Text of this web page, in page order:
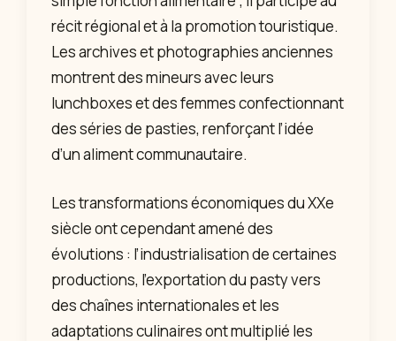
récit régional et à la promotion touristique.
Les archives et photographies anciennes
montrent des mineurs avec leurs
lunchboxes et des femmes confectionnant
des séries de pasties, renforçant l’idée
d’un aliment communautaire.
Les transformations économiques du XXe
siècle ont cependant amené des
évolutions : l’industrialisation de certaines
productions, l’exportation du pasty vers
des chaînes internationales et les
adaptations culinaires ont multiplié les